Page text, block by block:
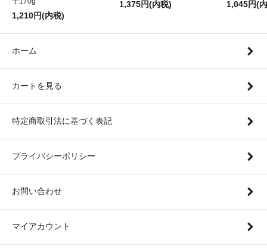
1,210円(内税)
1,375円(内税) 1,045円(
ホーム
カートを見る
特定商取引法に基づく表記
プライバシーポリシー
お問い合わせ
マイアカウント